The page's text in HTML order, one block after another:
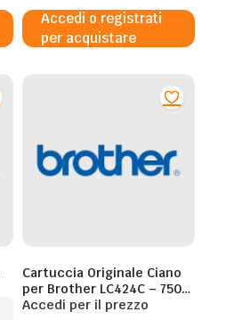
Accedi o registrati
per acquistare
Cartuccia Originale Ciano
per Brother LC424C – 750
Pagine al 5%
Accedi per il prezzo